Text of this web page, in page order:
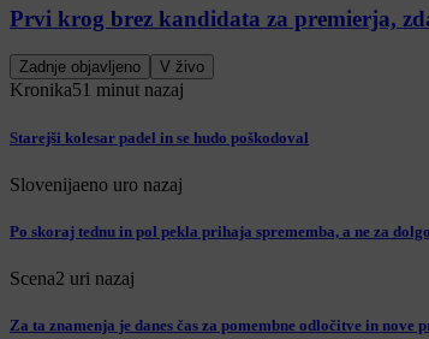
Prvi krog brez kandidata za premierja,
Zadnje objavljeno V živo
Kronika51 minut nazaj
Starejši kolesar padel in se hudo poškodoval
Slovenijaeno uro nazaj
Po skoraj tednu in pol pekla prihaja sprememba, a ne za dolgo
Scena2 uri nazaj
Za ta znamenja je danes čas za pomembne odločitve in nove